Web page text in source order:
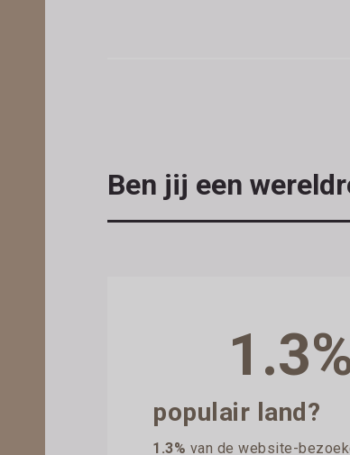
Ben jij een
populair land?
1.3% van de website-